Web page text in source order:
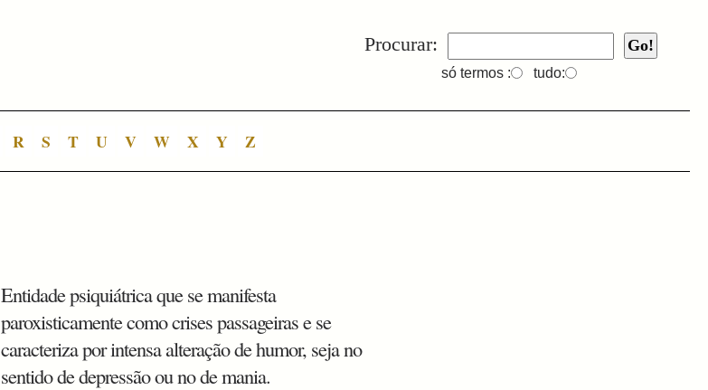
Procurar:
só termos : tudo:
R S T U V W X Y Z
Entidade psiquiátrica que se manifesta
paroxisticamente como crises passageiras e se
caracteriza por intensa alteração de humor, seja no
sentido de depressão ou no de mania.